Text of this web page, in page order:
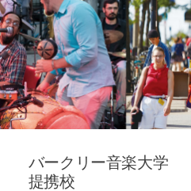
バークリー音楽大学
提携校